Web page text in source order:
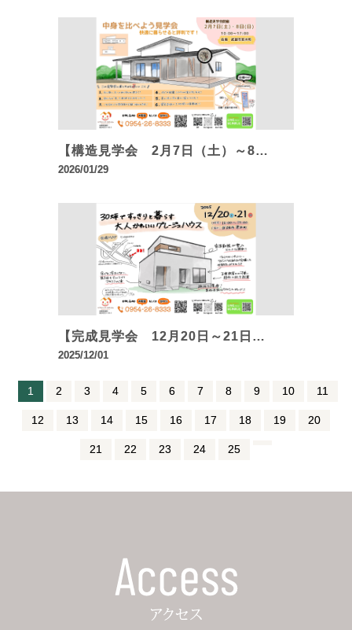
【構造見学会 2月7日（土）～8…
2026/01/29
【完成見学会 12月20日～21日…
2025/12/01
1 2 3 4 5 6 7 8 9 10 11
12 13 14 15 16 17 18 19 20
21 22 23 24 25